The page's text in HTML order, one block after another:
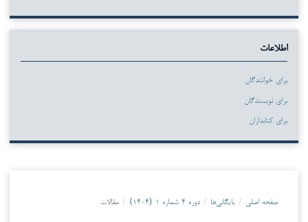
اطلاعات
برای خوانندگان
برای نویسندگان
برای کتابداران
صفحه اصلی / بایگانی‌ها / دوره ۴ شماره ۱ (۱۴۰۴) / مقالات